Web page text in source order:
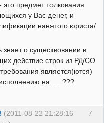
предмет толкования
у Вас денег, и
нанятого юриста/
знает о существовании в
действие строк из РД/СО
является(ются)
на .... ???
7
(2011-08-22 21:28:16